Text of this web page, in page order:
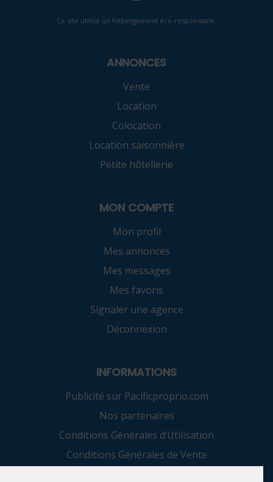
Ce site utilise un hébergement éco-responsable.
ANNONCES
Vente
Location
Colocation
Location saisonnière
Petite hôtellerie
MON COMPTE
Mon profil
Mes annonces
Mes messages
Mes favoris
Signaler une agence
Déconnexion
INFORMATIONS
Publicité sur Pacificproprio.com
Nos partenaires
Conditions Générales d’Utilisation
Conditions Générales de Vente